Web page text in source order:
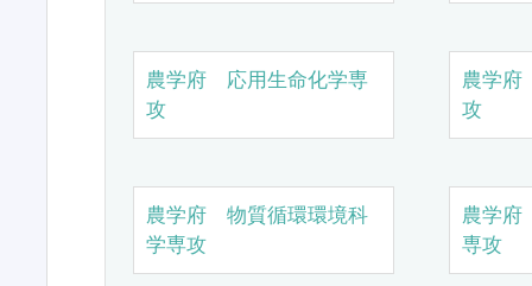
農学府 応用生命化学専
攻
農学
攻
農学府 物質循環環境科
学専攻
農学
専攻